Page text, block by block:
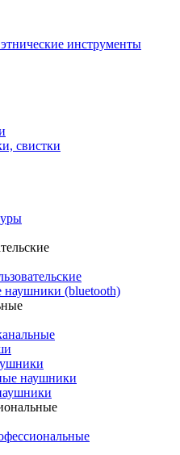
инструменты
свистки
наушники (bluetooth)
наушники